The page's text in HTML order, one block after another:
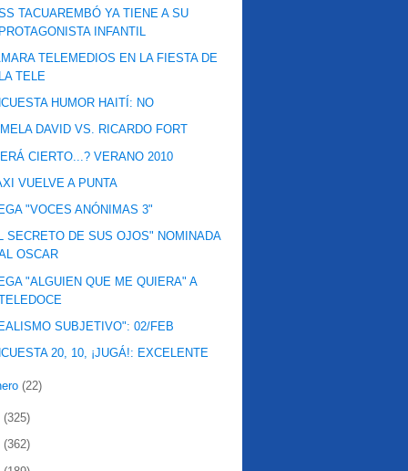
TACUAREMBÓ YA TIENE A SU
INFANTIL
TELEMEDIOS EN LA FIESTA DE
TELE
HUMOR HAITÍ: NO
DAVID VS. RICARDO FORT
CIERTO...? VERANO 2010
VUELVE A PUNTA
"VOCES ANÓNIMAS 3"
SECRETO DE SUS OJOS" NOMINADA
OSCAR
"ALGUIEN QUE ME QUIERA" A
SUBJETIVO": 02/FEB
20, 10, ¡JUGÁ!: EXCELENTE
(22)
(325)
(362)